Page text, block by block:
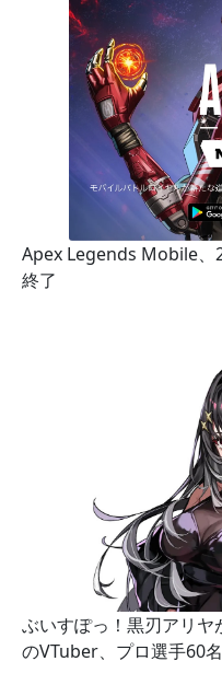
Apex Legends Mobile、
終了
ぶいすぽっ！黒刃アリ
のVTuber、プロ選手60